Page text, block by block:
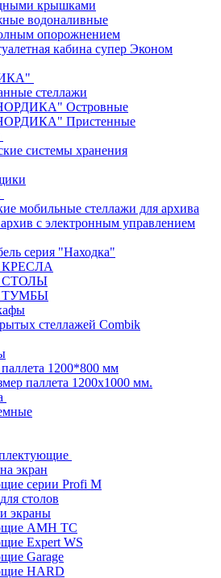
крышками
водоналивные
опорожнением
кабина супер Эконом
стеллажи
Островные
Пристенные
системы хранения
мобильные стеллажи для архива
с электронным управлением
серия "Находка"
стеллажей Combik
1200*800 мм
паллета 1200х1000 мм.
экран
серии Profi M
столов
экраны
AMH TC
Expert WS
Garage
HARD